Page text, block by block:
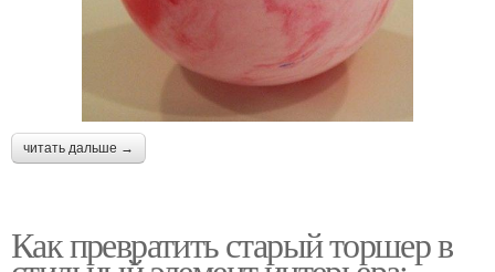
читать дальше →
Как превратить старый торшер в